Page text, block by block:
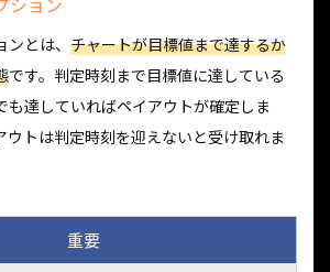
とは、 チャートが目標値まで達するか
です。判定時刻まで目標値に達している
も達していればペイアウトが確定しま
ウトは判定時刻を迎えないと受け取れま
重要